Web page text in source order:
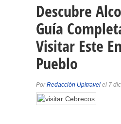
Descubre
Guía
Visitar Este
Pueblo
PorRedacción Upitravel el 7